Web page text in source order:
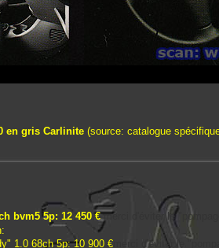
en gris Carlinite (source: catalogue
bvm5 5p: 12 450 € merci d'éviter le
1.0 68ch 5p: 10 900 € merci d'éviter le